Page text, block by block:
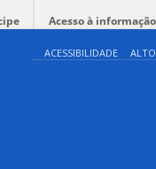
Acesso à informação
ACESSIBILIDADE